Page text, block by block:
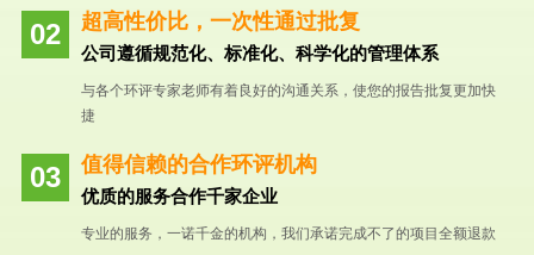
超高性价比，一次性通过批复
公司遵循规范化、标准化、科学化的管理体系
与各个环评专家老师有着良好的沟通关系，使您的报告批复更加快
捷
值得信赖的合作环评机构
优质的服务合作千家企业
专业的服务，一诺千金的机构，我们承诺完成不了的项目全额退款